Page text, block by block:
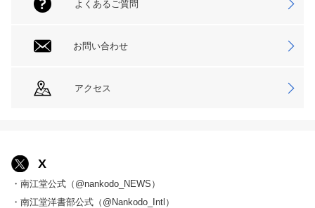
よくあるご質問
お問い合わせ
アクセス
X
・南江堂公式（@nankodo_NEWS）
・南江堂洋書部公式（@Nankodo_Intl）